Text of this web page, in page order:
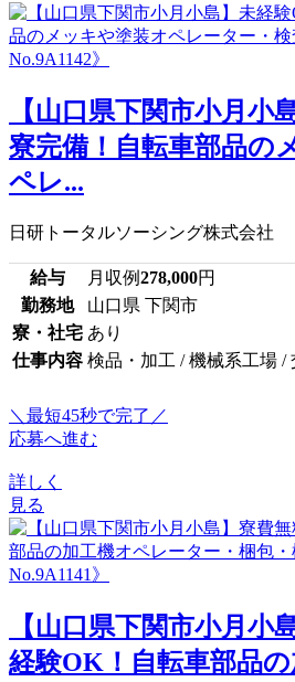
【山口県下関市小月小
寮完備！自転車部品の
ペレ...
日研トータルソーシング株式会社
給与 月収例278,000円
勤務地
山口県 下関市
寮・社宅 あり
仕事内容 検品・加工 / 機械系工場 /
＼最短45秒で完了／
応募へ進む
詳しく
見る
【山口県下関市小月小
経験OK！自転車部品